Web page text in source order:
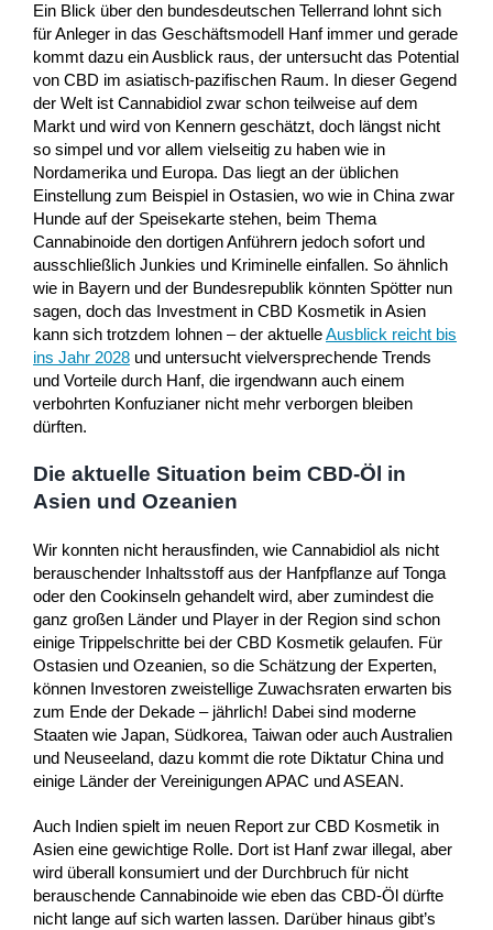
Ein Blick über den bundesdeutschen Tellerrand lohnt sich
für Anleger in das Geschäftsmodell Hanf immer und gerade
kommt dazu ein Ausblick raus, der untersucht das Potential
von CBD im asiatisch-pazifischen Raum. In dieser Gegend
der Welt ist Cannabidiol zwar schon teilweise auf dem
Markt und wird von Kennern geschätzt, doch längst nicht
so simpel und vor allem vielseitig zu haben wie in
Nordamerika und Europa. Das liegt an der üblichen
Einstellung zum Beispiel in Ostasien, wo wie in China zwar
Hunde auf der Speisekarte stehen, beim Thema
Cannabinoide den dortigen Anführern jedoch sofort und
ausschließlich Junkies und Kriminelle einfallen. So ähnlich
wie in Bayern und der Bundesrepublik könnten Spötter nun
sagen, doch das Investment in CBD Kosmetik in Asien
kann sich trotzdem lohnen – der aktuelleAusblick reicht bis
ins Jahr 2028 und untersucht vielversprechende Trends
und Vorteile durch Hanf, die irgendwann auch einem
verbohrten Konfuzianer nicht mehr verborgen bleiben
dürften.
Die aktuelle Situation beim CBD-Öl in
Asien und Ozeanien
Wir konnten nicht herausfinden, wie Cannabidiol als nicht
berauschender Inhaltsstoff aus der Hanfpflanze auf Tonga
oder den Cookinseln gehandelt wird, aber zumindest die
ganz großen Länder und Player in der Region sind schon
einige Trippelschritte bei der CBD Kosmetik gelaufen. Für
Ostasien und Ozeanien, so die Schätzung der Experten,
können Investoren zweistellige Zuwachsraten erwarten bis
zum Ende der Dekade – jährlich! Dabei sind moderne
Staaten wie Japan, Südkorea, Taiwan oder auch Australien
und Neuseeland, dazu kommt die rote Diktatur China und
einige Länder der Vereinigungen APAC und ASEAN.
Auch Indien spielt im neuen Report zur CBD Kosmetik in
Asien eine gewichtige Rolle. Dort ist Hanf zwar illegal, aber
wird überall konsumiert und der Durchbruch für nicht
berauschende Cannabinoide wie eben das CBD-Öl dürfte
nicht lange auf sich warten lassen. Darüber hinaus gibt’s